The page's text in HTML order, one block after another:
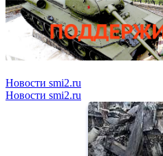
Новости smi2.ru
Новости smi2.ru